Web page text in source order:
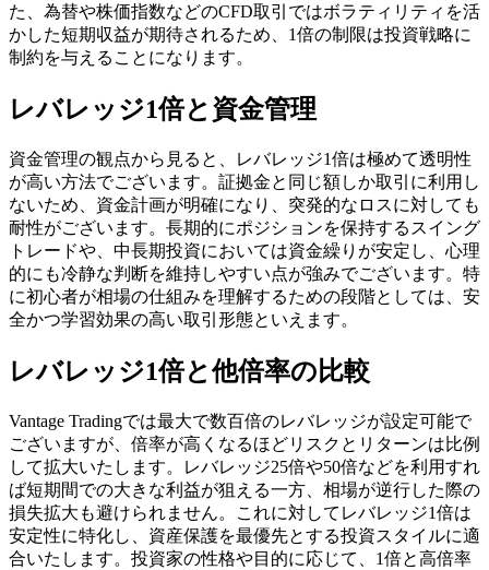
た、為替や株価指数などのCFD取引ではボラティリティを活
かした短期収益が期待されるため、1倍の制限は投資戦略に
制約を与えることになります。
レバレッジ1倍と資金管理
資金管理の観点から見ると、レバレッジ1倍は極めて透明性
が高い方法でございます。証拠金と同じ額しか取引に利用し
ないため、資金計画が明確になり、突発的なロスに対しても
耐性がございます。長期的にポジションを保持するスイング
トレードや、中長期投資においては資金繰りが安定し、心理
的にも冷静な判断を維持しやすい点が強みでございます。特
に初心者が相場の仕組みを理解するための段階としては、安
全かつ学習効果の高い取引形態といえます。
レバレッジ1倍と他倍率の比較
Vantage Tradingでは最大で数百倍のレバレッジが設定可能で
ございますが、倍率が高くなるほどリスクとリターンは比例
して拡大いたします。レバレッジ25倍や50倍などを利用すれ
ば短期間での大きな利益が狙える一方、相場が逆行した際の
損失拡大も避けられません。これに対してレバレッジ1倍は
安定性に特化し、資産保護を最優先とする投資スタイルに適
合いたします。投資家の性格や目的に応じて、1倍と高倍率